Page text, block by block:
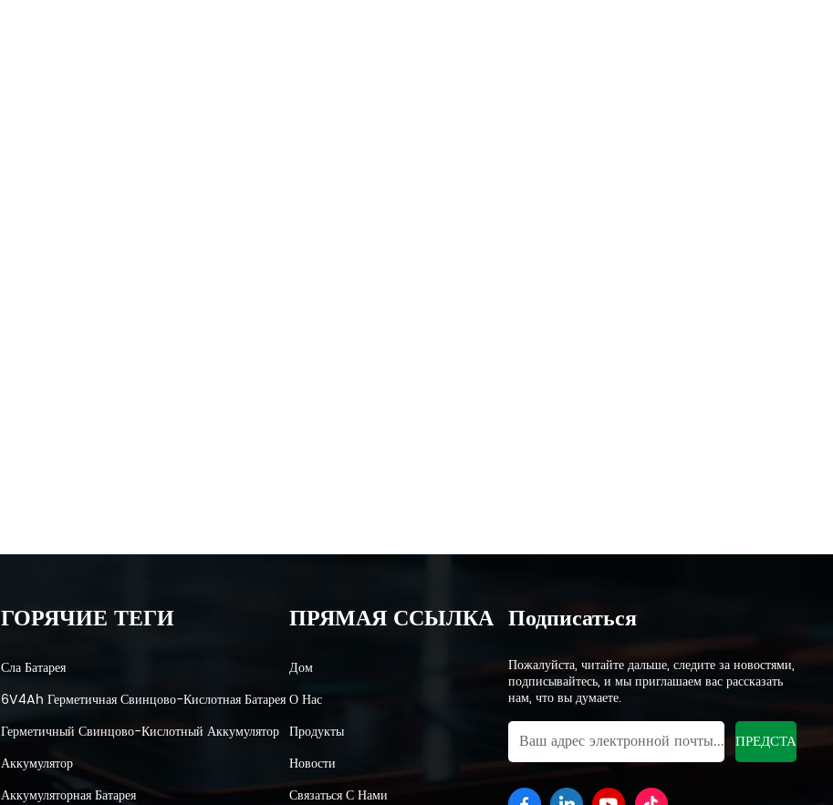
ГОРЯЧИЕ ТЕГИ
Сла Батарея
6V4Ah Герметичная Свинцово-Кислотная Батарея
Герметичный Свинцово-Кислотный Аккумулятор
Аккумулятор
Аккумуляторная Батарея
ПРЯМАЯ ССЫЛКА
Дом
О Нас
Продукты
Новости
Связаться С Нами
Подписаться
Пожалуйста, читайте дальше, следите за новостями,
подписывайтесь, и мы приглашаем вас рассказать
нам, что вы думаете.